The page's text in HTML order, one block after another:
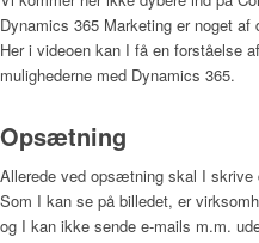
Dynamics 365 Marketing er noget
Her i videoen kan I få en forståelse
mulighederne med Dynamics 365.
Opsætning
Allerede ved opsætning skal I skrive
Som I kan se på billedet, er
og I kan ikke sende e-mails m.m.